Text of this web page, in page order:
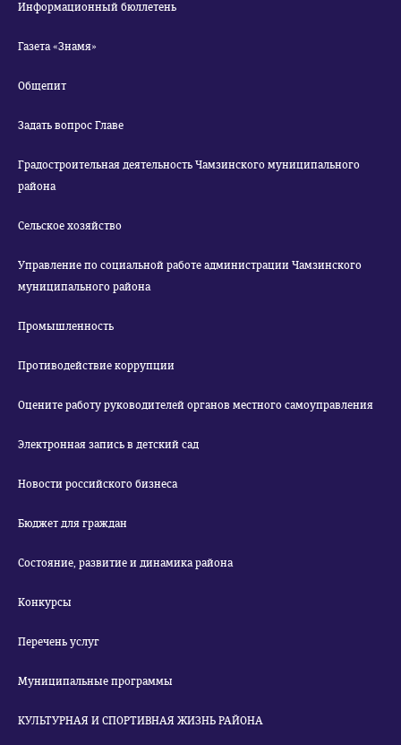
Информационный бюллетень
Газета «Знамя»
Общепит
Задать вопрос Главе
Градостроительная деятельность Чамзинского муниципального
района
Сельское хозяйство
Управление по социальной работе администрации Чамзинского
муниципального района
Промышленность
Противодействие коррупции
Оцените работу руководителей органов местного самоуправления
Электронная запись в детский сад
Новости российского бизнеса
Бюджет для граждан
Состояние, развитие и динамика района
Конкурсы
Перечень услуг
Муниципальные программы
КУЛЬТУРНАЯ И СПОРТИВНАЯ ЖИЗНЬ РАЙОНА